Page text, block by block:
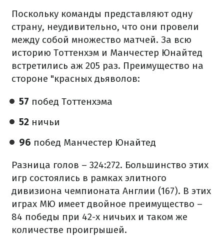
Поскольку команды представляют одну
страну, неудивительно, что они провели
между собой множество матчей. За всю
историю Тоттенхэм и Манчестер Юнайтед
встретились аж 205 раз. Преимущество на
стороне "красных дьяволов:
57 побед Тоттенхэма
52 ничьи
96 побед Манчестер Юнайтед
Разница голов – 324:272. Большинство этих
игр состоялись в рамках элитного
дивизиона чемпионата Англии (167). В этих
играх МЮ имеет двойное преимущество –
84 победы при 42-х ничьих и таком же
количестве проигрышей.